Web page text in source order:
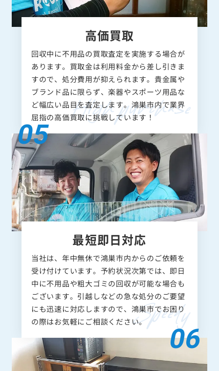
高価買取
回収中に不用品の買取査定を実施する場合が
あります。買取金は利用料金から差し引きま
すので、処分費用が抑えられます。貴金属や
ブランド品に限らず、楽器やスポーツ用品な
ど幅広い品目を査定します。鴻巣市内で業界
屈指の高価買取に挑戦しています！
最短即日対応
当社は、年中無休で鴻巣市内からのご依頼を
受け付けています。予約状況次第では、即日
中に不用品や粗大ゴミの回収が可能な場合も
ございます。引越しなどの急な処分のご要望
にも迅速に対応しますので、鴻巣市でお困り
の際はお気軽にご相談ください。